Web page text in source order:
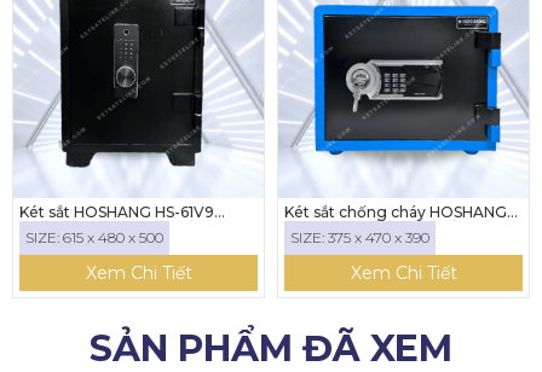
Két sắt HOSHANG HS-61V9
(Khóa kết nối với điện thoại)
SIZE: 615 x 480 x 500
Xem Chi Tiết
Két sắt chống cháy HOSHANG
HS-35E ( KHÓA ĐIỆN TỬ)
SIZE: 375 x 470 x 390
Xem Chi Tiết
SẢN PHẨM ĐÃ XEM